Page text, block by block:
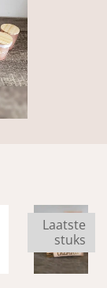
Laatste
stuks